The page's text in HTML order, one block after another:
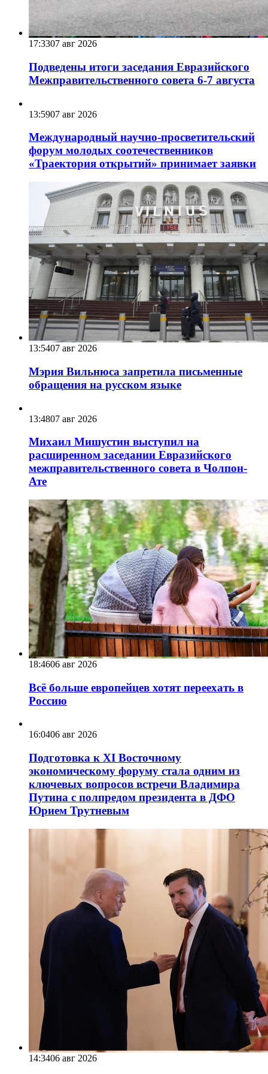
17:3307 авг 2026
Подведены итоги заседания Евразийского
Межправительственного совета 6-7 августа
13:5907 авг 2026
Международный научно-просветительский
форум молодых соотечественников
«Траектория открытий» принимает заявки
13:5407 авг 2026
Мэрия Вильнюса запретила письменные
обращения на русском языке
13:4807 авг 2026
Михаил Мишустин выступил на
расширенном заседании Евразийского
межправительственного совета в Чолпон-
Ате
18:4606 авг 2026
Всё больше европейцев хотят переехать в
Россию
16:0406 авг 2026
Подготовка к XI Восточному
экономическому форуму стала одним из
ключевых вопросов встречи Владимира
Путина с полпредом президента в ДФО
Юрием Трутневым
14:3406 авг 2026